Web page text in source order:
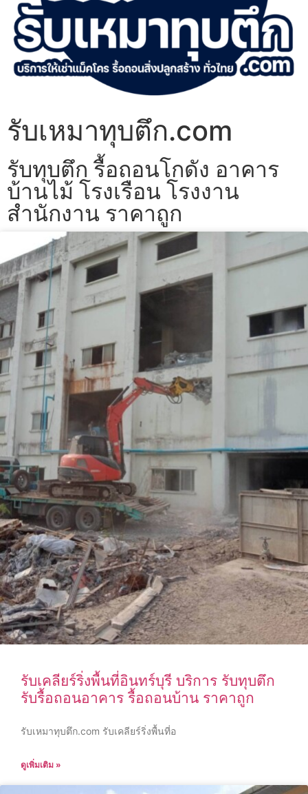
รับเหมาทุบตึก.com
รับทุบตึก รื้อถอนโกดัง อาคาร
บ้านไม้ โรงเรือน โรงงาน
สำนักงาน ราคาถูก
รับเคลียร์ริ่งพื้นที่อินทร์บุรี บริการ รับทุบตึก
รับรื้อถอนอาคาร รื้อถอนบ้าน ราคาถูก
รับเหมาทุบตึก.com รับเคลียร์ริ่งพื้นที่อ
ดูเพิ่มเติม »